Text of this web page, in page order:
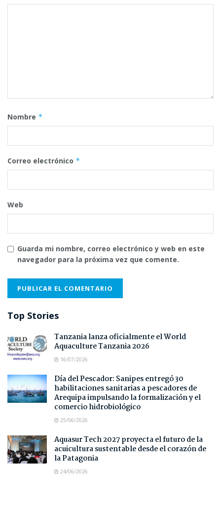
Nombre *
Correo electrónico *
Web
Guarda mi nombre, correo electrónico y web en este
navegador para la próxima vez que comente.
Top Stories
Tanzania lanza oficialmente el World
Aquaculture Tanzania 2026
16/07/2026
Día del Pescador: Sanipes entregó 30
habilitaciones sanitarias a pescadores de
Arequipa impulsando la formalización y el
comercio hidrobiológico
25/06/2026
Aquasur Tech 2027 proyecta el futuro de la
acuicultura sustentable desde el corazón de
la Patagonia
24/06/2026